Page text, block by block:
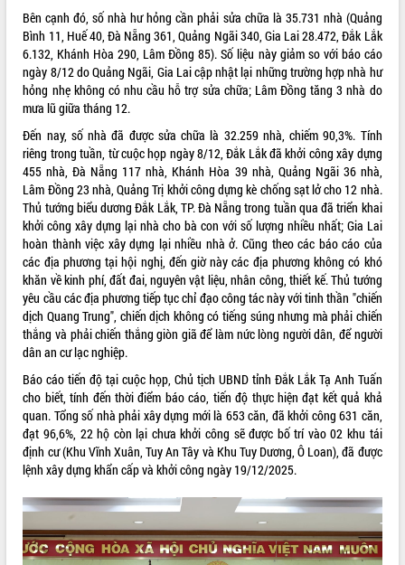
Hội nghị UBND tỉnh Đắk Lắk thường kỳ
tháng 7/2026
Lễ truy tặng danh hiệu “Bà Mẹ Việt
Nam Anh hùng” và trao Huân chương
Lao động
UBND tỉnh Đắk Lắk triển khai nhiệm
vụ 6 tháng cuối năm 2026
Kỳ họp thứ Hai, Hội đồng nhân dân
tỉnh khóa XI quyết nghị nhiều nội dung
quan trọng
Bí thư Tỉnh ủy Lương Nguyễn Minh
Triết thăm, tặng quà người có công với
cách mạng
Rà soát, hoàn thiện hệ thống thiết chế
văn hóa, thể thao đáp ứng yêu cầu
phát triển mới
Thường trực HĐND tỉnh Đắk Lắk gặp
mặt Đoàn chuyên gia y tế TP. Hồ Chí
Minh
Lễ truy điệu và an táng hài cốt liệt sĩ
tại Nghĩa trang Liệt sĩ xã Sơn Hòa
Bàn giải pháp tháo gỡ khó khăn trong
xuất khẩu sầu riêng và triển khai quy
định EUDR
Thứ trưởng Bộ Nông nghiệp và Môi
trường Nguyễn Hoàng Hiệp khảo sát
vùng trồng và doanh nghiệp đóng gói
sầu riêng tại Đắk Lắk
ALBUM ẢNH
LIÊN KẾT WEB
THỐNG KÊ TRUY CẬP
Hôm nay: 13719
Bên cạnh đó, số nhà hư hỏng cần phải sửa chữa là 35.731 nhà (Quảng
Bình 11, Huế 40, Đà Nẵng 361, Quảng Ngãi 340, Gia Lai 28.472, Đắk Lắk
6.132, Khánh Hòa 290, Lâm Đồng 85). Số liệu này giảm so với báo cáo
ngày 8/12 do Quảng Ngãi, Gia Lai cập nhật lại những trường hợp nhà hư
hỏng nhẹ không có nhu cầu hỗ trợ sửa chữa; Lâm Đồng tăng 3 nhà do
mưa lũ giữa tháng 12.
Đến nay, số nhà đã được sửa chữa là 32.259 nhà, chiếm 90,3%. Tính
riêng trong tuần, từ cuộc họp ngày 8/12, Đắk Lắk đã khởi công xây dựng
455 nhà, Đà Nẵng 117 nhà, Khánh Hòa 39 nhà, Quảng Ngãi 36 nhà,
Lâm Đồng 23 nhà, Quảng Trị khởi công dựng kè chống sạt lở cho 12 nhà.
Thủ tướng biểu dương Đắk Lắk, TP. Đà Nẵng trong tuần qua đã triển khai
khởi công xây dựng lại nhà cho bà con với số lượng nhiều nhất; Gia Lai
hoàn thành việc xây dựng lại nhiều nhà ở. Cũng theo các báo cáo của
các địa phương tại hội nghị, đến giờ này các địa phương không có khó
khăn về kinh phí, đất đai, nguyên vật liệu, nhân công, thiết kế. Thủ tướng
yêu cầu các địa phương tiếp tục chỉ đạo công tác này với tinh thần "chiến
dịch Quang Trung", chiến dịch không có tiếng súng nhưng mà phải chiến
thắng và phải chiến thắng giòn giã để làm nức lòng người dân, để người
dân an cư lạc nghiệp.
Báo cáo tiến độ tại cuộc họp, Chủ tịch UBND tỉnh Đắk Lắk Tạ Anh Tuấn
cho biết, tính đến thời điểm báo cáo, tiến độ thực hiện đạt kết quả khả
quan. Tổng số nhà phải xây dựng mới là 653 căn, đã khởi công 631 căn,
đạt 96,6%, 22 hộ còn lại chưa khởi công sẽ được bố trí vào 02 khu tái
định cư (Khu Vĩnh Xuân, Tuy An Tây và Khu Tuy Dương, Ô Loan), đã được
lệnh xây dựng khẩn cấp và khởi công ngày 19/12/2025.